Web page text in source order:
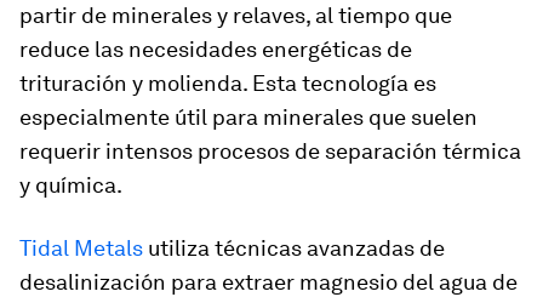
partir de minerales y relaves, al tiempo que
reduce las necesidades energéticas de
trituración y molienda. Esta tecnología es
especialmente útil para minerales que suelen
requerir intensos procesos de separación térmica
y química.
Tidal Metals utiliza técnicas avanzadas de
desalinización para extraer magnesio del agua de